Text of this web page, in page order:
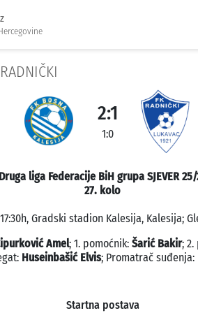
2:1
1:0
Druga liga Federacije BiH grupa SJEVER
27. kolo
Gradski stadion Kalesija, Kalesija;
Amel; 1. pomoćnik: Šarić Bakir;
Huseinbašić Elvis; Promatrač suđenja:
Startna postava